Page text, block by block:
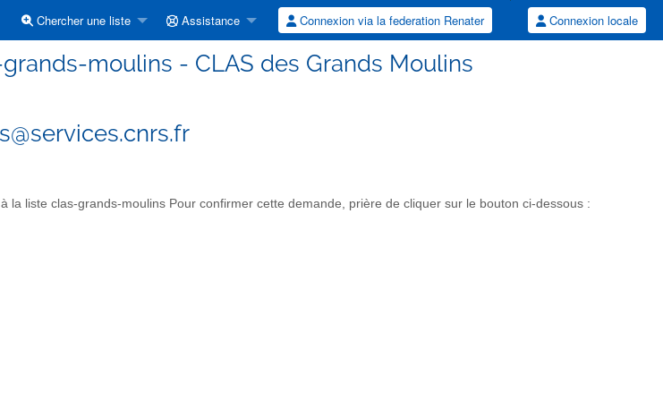
Chercher une liste Assistance Connexion via la federation Renater Connexion locale
moulins - CLAS des Grands Moulins
la liste clas-grands-moulins Pour confirmer cette demande, prière de cliquer sur le bouton ci-dessous :